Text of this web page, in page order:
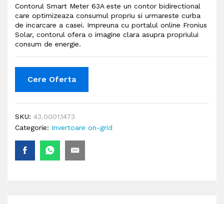
Contorul Smart Meter 63A este un contor bidirectional
care optimizeaza consumul propriu si urmareste curba
de incarcare a casei. Impreuna cu portalul online Fronius
Solar, contorul ofera o imagine clara asupra propriului
consum de energie.
Cere Oferta
SKU: 43.0001.1473
Categorie: Invertoare on-grid